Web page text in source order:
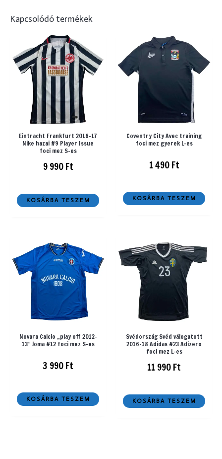
Kapcsolódó termékek
Eintracht Frankfurt 2016-17
Nike hazai #9 Player Issue
foci mez S-es
9 990Ft
KOSÁRBA TESZEM
Coventry City Avec training
foci mez gyerek L-es
1 490Ft
KOSÁRBA TESZEM
Novara Calcio „play off 2012-
13” Joma #12 foci mez S-es
3 990Ft
KOSÁRBA TESZEM
Svédország Svéd válogatott
2016-18 Adidas #23 Adizero
foci mez L-es
11 990Ft
KOSÁRBA TESZEM